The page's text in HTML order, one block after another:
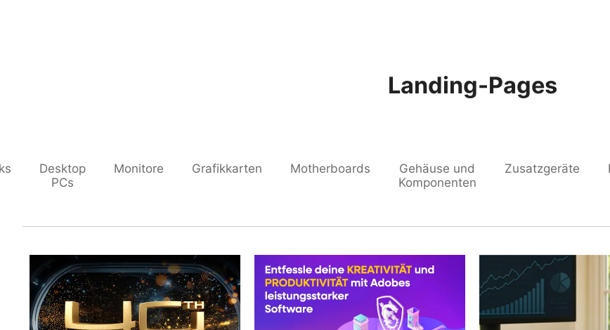
Landing-Pages
Desktop
PCs
Monitore Grafikkarten Motherboards
Gehäuse und
Komponenten
Zusatzgeräte